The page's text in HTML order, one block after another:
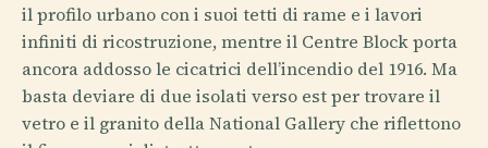
il profilo urbano con i suoi tetti di rame e i lavori
infiniti di ricostruzione, mentre il Centre Block porta
ancora addosso le cicatrici dell’incendio del 1916. Ma
basta deviare di due isolati verso est per trovare il
vetro e il granito della National Gallery che riflettono